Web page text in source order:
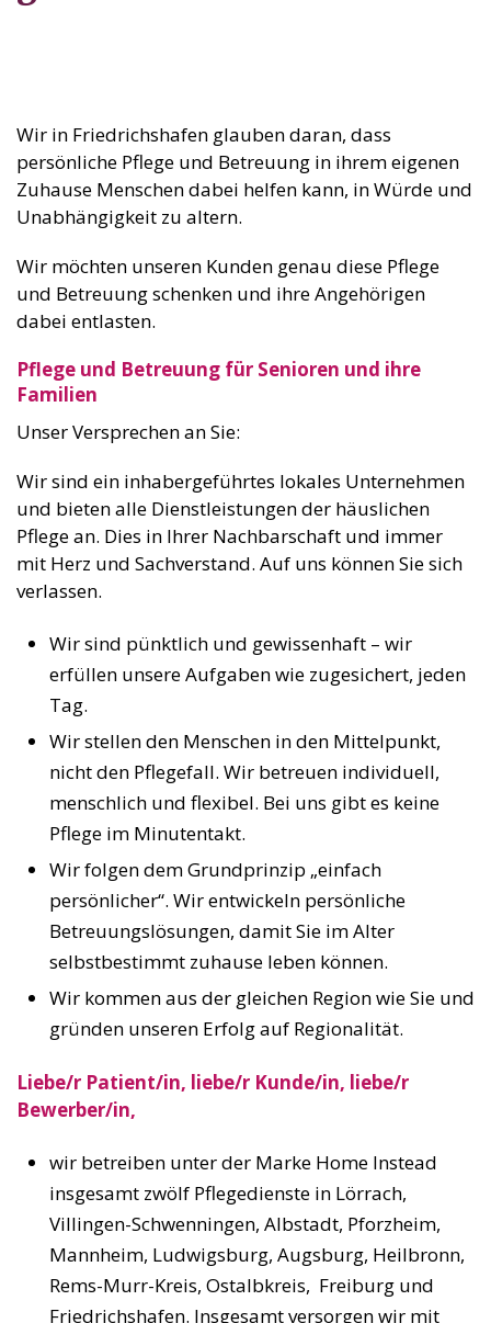
Wir in Friedrichshafen glauben daran, dass
persönliche Pflege und Betreuung in ihrem eigenen
Zuhause Menschen dabei helfen kann, in Würde und
Unabhängigkeit zu altern.
Wir möchten unseren Kunden genau diese Pflege
und Betreuung schenken und ihre Angehörigen
dabei entlasten.
Pflege und Betreuung für Senioren und ihre
Familien
Unser Versprechen an Sie:
Wir sind ein inhabergeführtes lokales Unternehmen
und bieten alle Dienstleistungen der häuslichen
Pflege an. Dies in Ihrer Nachbarschaft und immer
mit Herz und Sachverstand. Auf uns können Sie sich
verlassen.
Wir sind pünktlich und gewissenhaft – wir
erfüllen unsere Aufgaben wie zugesichert, jeden
Tag.
Wir stellen den Menschen in den Mittelpunkt,
nicht den Pflegefall. Wir betreuen individuell,
menschlich und flexibel. Bei uns gibt es keine
Pflege im Minutentakt.
Wir folgen dem Grundprinzip „einfach
persönlicher“. Wir entwickeln persönliche
Betreuungslösungen, damit Sie im Alter
selbstbestimmt zuhause leben können.
Wir kommen aus der gleichen Region wie Sie und
gründen unseren Erfolg auf Regionalität.
Liebe/r Patient/in, liebe/r Kunde/in, liebe/r
Bewerber/in,
wir betreiben unter der Marke Home Instead
insgesamt zwölf Pflegedienste in Lörrach,
Villingen-Schwenningen, Albstadt, Pforzheim,
Mannheim, Ludwigsburg, Augsburg, Heilbronn,
Rems-Murr-Kreis, Ostalbkreis, Freiburg und
Friedrichshafen. Insgesamt versorgen wir mit